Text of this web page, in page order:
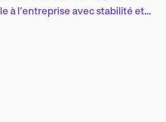
FR
à l'entreprise avec stabilité et